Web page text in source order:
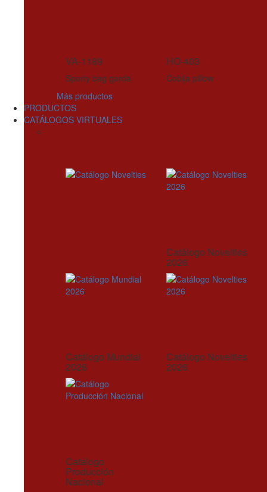
VA-1189
Sporty bag garda
HO-403
Cobija pillow
Más productos
PRODUCTOS
CATÁLOGOS VIRTUALES
Catálogo Novelties
2026
Catálogo Mundial
2026
Catálogo Novelties
2026
Catálogo
Producción
Nacional